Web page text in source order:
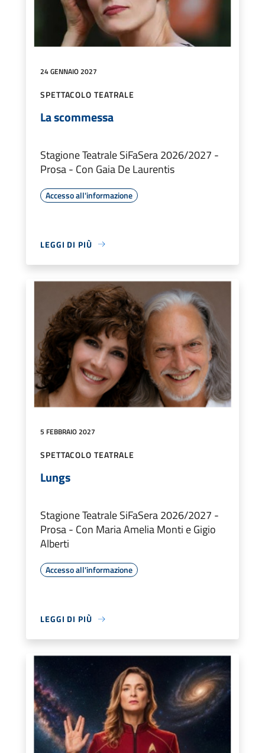
24 GENNAIO 2027
SPETTACOLO TEATRALE
La scommessa
Stagione Teatrale SiFaSera 2026/2027 -
Prosa - Con Gaia De Laurentis
Accesso all'informazione
LEGGI DI PIÙ
5 FEBBRAIO 2027
SPETTACOLO TEATRALE
Lungs
Stagione Teatrale SiFaSera 2026/2027 -
Prosa - Con Maria Amelia Monti e Gigio
Alberti
Accesso all'informazione
LEGGI DI PIÙ